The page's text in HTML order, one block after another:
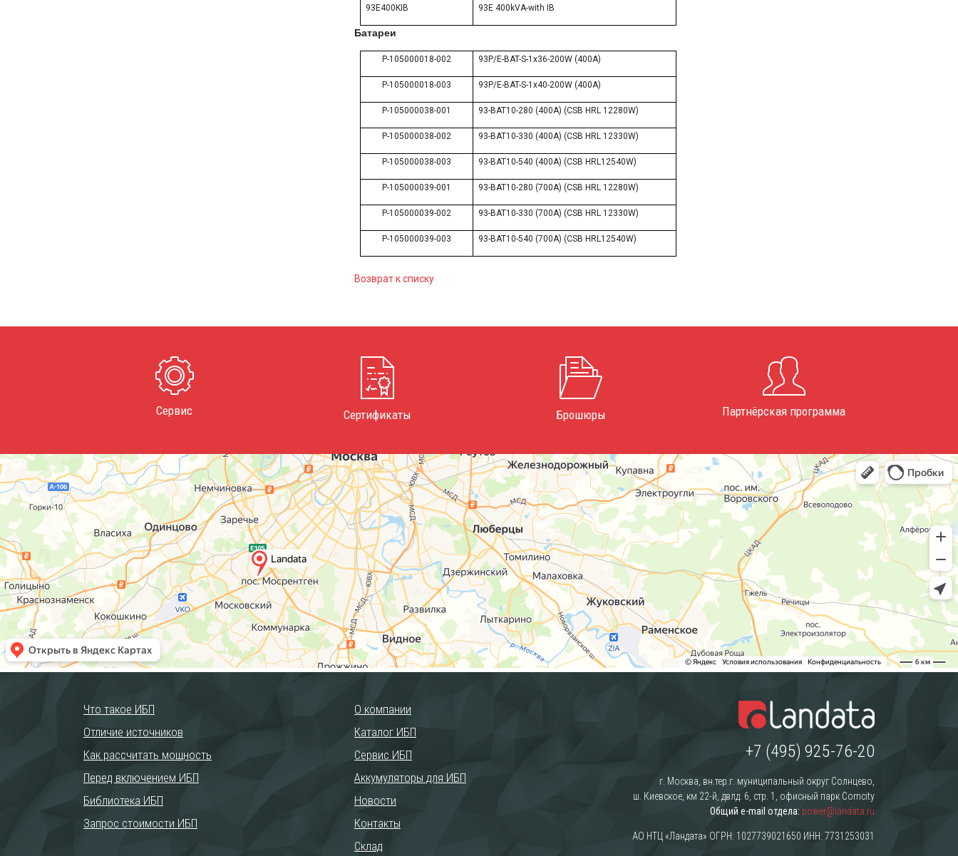
93E400KIB 93E 400kVA-with IB
Батареи
P-105000018-002 93P/E-BAT-S-1x36-200W (400A)
P-105000018-003 93P/E-BAT-S-1x40-200W (400A)
P-105000038-001 93-BAT10-280 (400A) (CSB HRL 12280W)
P-105000038-002 93-BAT10-330 (400A) (CSB HRL 12330W)
P-105000038-003 93-BAT10-540 (400A) (CSB HRL12540W)
P-105000039-001 93-BAT10-280 (700A) (CSB HRL 12280W)
P-105000039-002 93-BAT10-330 (700A) (CSB HRL 12330W)
P-105000039-003 93-BAT10-540 (700A) (CSB HRL12540W)
Возврат к списку
Сервис Сертификаты Брошюры Партнёрская программа
Что такое ИБП
Отличие источников
Как рассчитать мощность
Перед включением ИБП
Библиотека ИБП
Запрос стоимости ИБП
О компании
Каталог ИБП
Сервис ИБП
Аккумуляторы для ИБП
Новости
Контакты
Склад
+7 (495) 925-76-20
г. Москва, вн.тер.г. муниципальный округ Солнцево,
ш. Киевское, км 22-й, двлд. 6, стр. 1, офисный парк Comcity
Общий e-mail отдела: power@landata.ru
АО НТЦ «Ландата» ОГРН: 1027739021650 ИНН: 7731253031